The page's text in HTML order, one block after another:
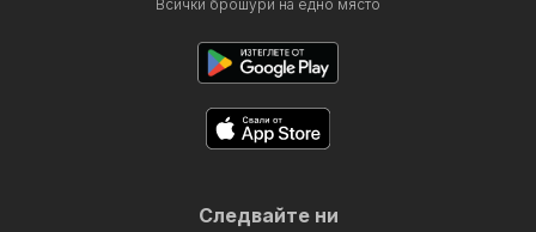
Всички брошури на едно място
Следвайте ни